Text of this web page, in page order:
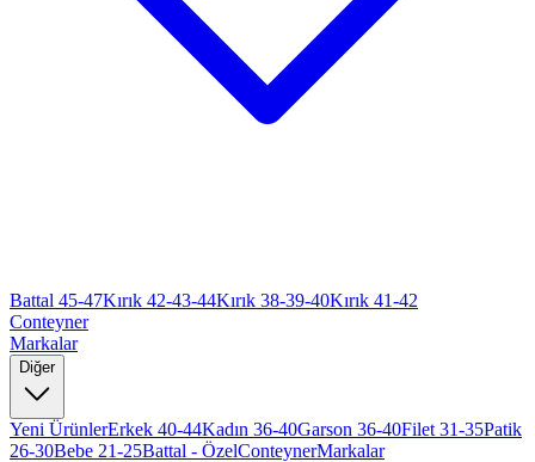
Battal 45-47Kırık 42-43-44Kırık 38-39-40Kırık 41-42
Conteyner
Markalar
Diğer
Yeni ÜrünlerErkek 40-44Kadın 36-40Garson 36-40Filet 31-35Patik
26-30Bebe 21-25Battal - ÖzelConteynerMarkalar